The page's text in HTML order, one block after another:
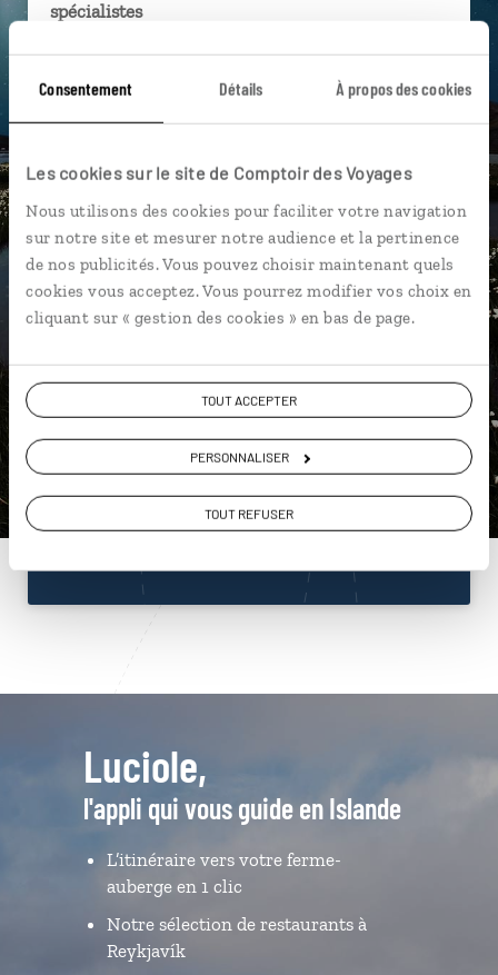
Consentement Détails À propos des cookies
Les cookies sur le site de Comptoir des Voyages
Nous utilisons des cookies pour faciliter votre navigation
sur notre site et mesurer notre audience et la pertinence
de nos publicités. Vous pouvez choisir maintenant quels
cookies vous acceptez. Vous pourrez modifier vos choix en
cliquant sur « gestion des cookies » en bas de page.
TOUT ACCEPTER
PERSONNALISER
TOUT REFUSER
spécialistes
Ils sauront organiser votre itinéraire au plus
près de vos envies et de la réalité du pays.
Échangez en face à face ou depuis nos studios
téléphone.
Vous gardez le même interlocuteur avant,
pendant et après votre voyage.
ou
Construisez votre voyage avec un spécialiste Islande
01 85 08 22 96
Luciole,
l'appli qui vous guide en Islande
L’itinéraire vers votre ferme-
auberge en 1 clic
Notre sélection de restaurants à
Reykjavík